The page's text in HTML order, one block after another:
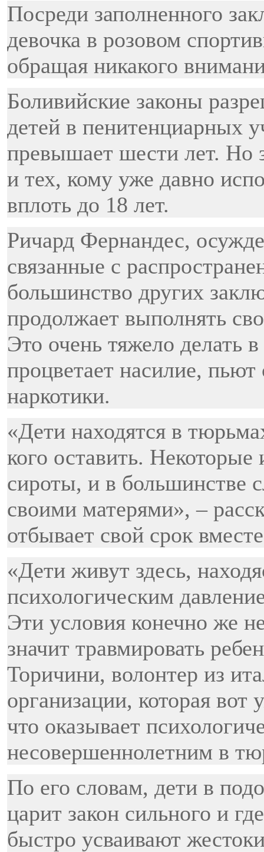
Посреди заполненного
девочка в розовом
обращая никакого
Боливийские законы
детей в пенитенциарных
превышает шести лет. Но
и тех, кому уже давно
вплоть до 18 лет.
Ричард Фернандес,
связанные с
большинство других
продолжает выполнять
Это очень тяжело делать
процветает насилие,
наркотики.
«Дети находятся в
кого оставить.
сироты, и в большинстве
своими матерями», –
отбывает свой срок
«Дети живут здесь,
психологическим
Эти условия конечно же
значит травмировать
Торичини, волонтер из
организации, которая вот
что оказывает
несовершеннолетним в
По его словам, дети в
царит закон сильного и
быстро усваивают